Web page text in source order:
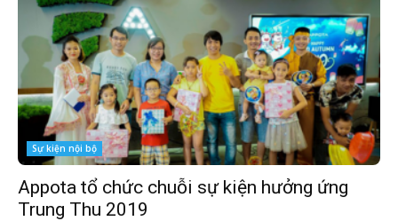
Sự kiện nội bộ
Appota tổ chức chuỗi sự kiện hưởng ứng
Trung Thu 2019